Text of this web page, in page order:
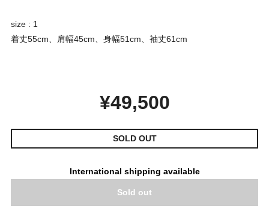
size : 1
着丈55cm、肩幅45cm、身幅51cm、袖丈61cm
¥49,500
SOLD OUT
International shipping available
Sold out